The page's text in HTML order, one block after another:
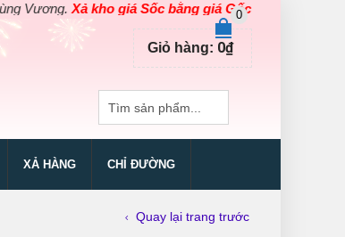
Xả kho giá Sốc bằng giá Gốccho các sản phẩm
0
Giỏ hàng: 0₫
XẢ HÀNG CHỈ ĐƯỜNG
Quay lại trang trước